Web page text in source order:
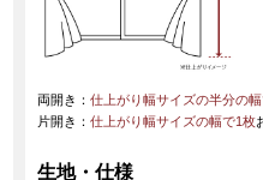
両開き：仕上がり幅サイズの半分の
片開き：仕上がり幅サイズの幅で1枚
生地・仕様